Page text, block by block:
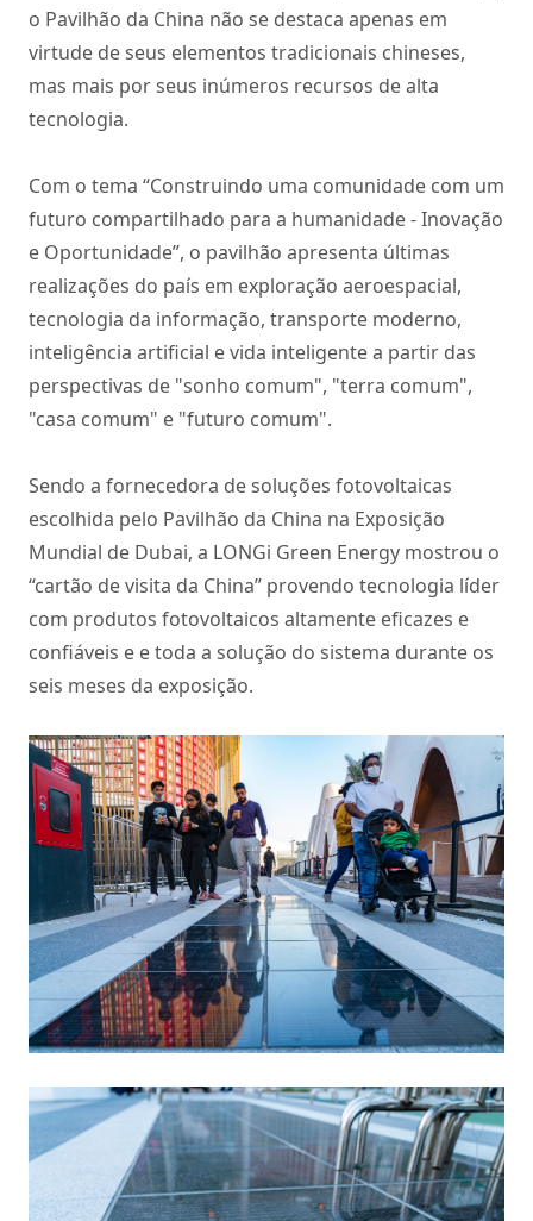
o Pavilhão da China não se destaca apenas em
virtude de seus elementos tradicionais chineses,
mas mais por seus inúmeros recursos de alta
tecnologia.
Com o tema “Construindo uma comunidade com um
futuro compartilhado para a humanidade - Inovação
e Oportunidade”, o pavilhão apresenta últimas
realizações do país em exploração aeroespacial,
tecnologia da informação, transporte moderno,
inteligência artificial e vida inteligente a partir das
perspectivas de "sonho comum", "terra comum",
"casa comum" e "futuro comum".
Sendo a fornecedora de soluções fotovoltaicas
escolhida pelo Pavilhão da China na Exposição
Mundial de Dubai, a LONGi Green Energy mostrou o
“cartão de visita da China” provendo tecnologia líder
com produtos fotovoltaicos altamente eficazes e
confiáveis e e toda a solução do sistema durante os
seis meses da exposição.